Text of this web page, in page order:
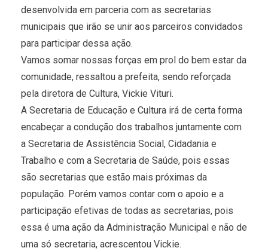
desenvolvida em parceria com as secretarias
municipais que irão se unir aos parceiros convidados
para participar dessa ação.
Vamos somar nossas forças em prol do bem estar da
comunidade, ressaltou a prefeita, sendo reforçada
pela diretora de Cultura, Vickie Vituri.
A Secretaria de Educação e Cultura irá de certa forma
encabeçar a condução dos trabalhos juntamente com
a Secretaria de Assistência Social, Cidadania e
Trabalho e com a Secretaria de Saúde, pois essas
são secretarias que estão mais próximas da
população. Porém vamos contar com o apoio e a
participação efetivas de todas as secretarias, pois
essa é uma ação da Administração Municipal e não de
uma só secretaria, acrescentou Vickie.